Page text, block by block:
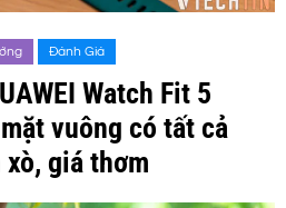
Đánh Giá
Watch Fit 5
vuông có tất cả
giá thơm